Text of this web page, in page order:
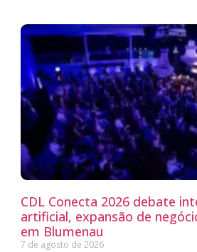
CDL Conecta 2026 debate
artificial, expansão de
em Blumenau
7 de agosto de 2026